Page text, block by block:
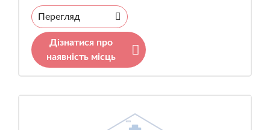
Перегляд
Дізнатися про
наявність місць